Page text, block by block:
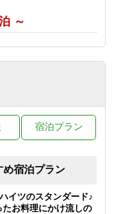
～
宿泊プラン
め宿泊プラン
イツのスタンダード♪
たお料理にかけ流しの